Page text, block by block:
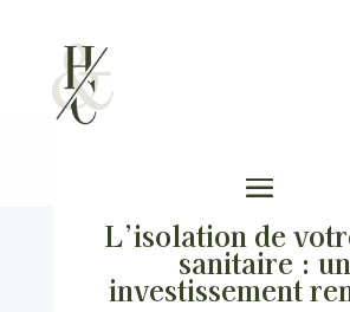
L’isolation de
sanitaire : un
investissement